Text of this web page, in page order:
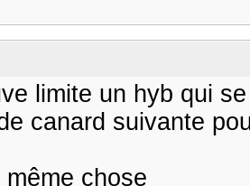
limite un hyb qui
canard suivante
chose